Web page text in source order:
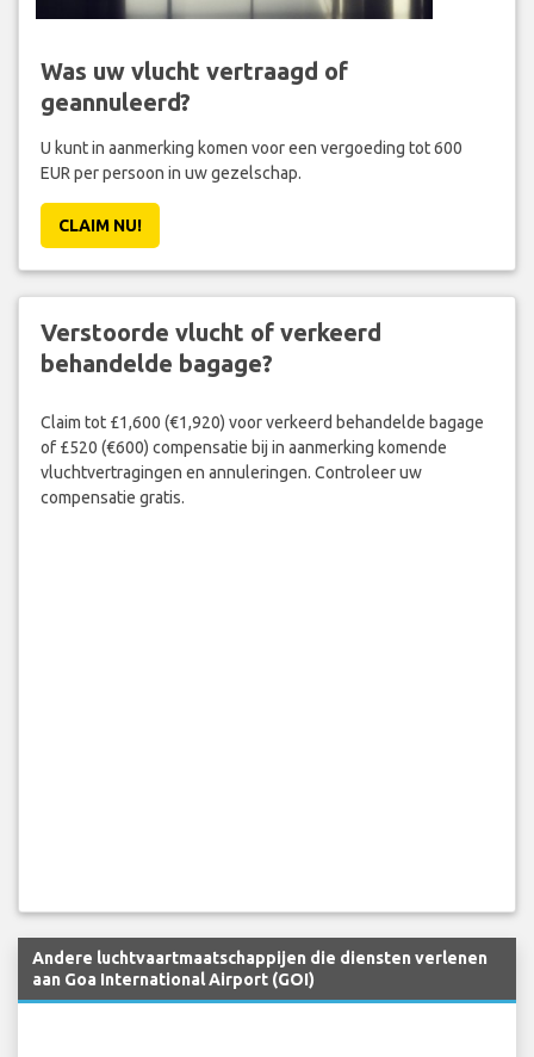
Was uw vlucht vertraagd of
geannuleerd?
U kunt in aanmerking komen voor een vergoeding tot 600
EUR per persoon in uw gezelschap.
CLAIM NU!
Verstoorde vlucht of verkeerd
behandelde bagage?
Claim tot £1,600 (€1,920) voor verkeerd behandelde bagage
of £520 (€600) compensatie bij in aanmerking komende
vluchtvertragingen en annuleringen. Controleer uw
compensatie gratis.
Andere luchtvaartmaatschappijen die diensten verlenen
aan Goa International Airport (GOI)